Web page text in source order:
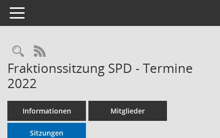
Toggle navigation
RSS-Feed
Fraktionssitzung SPD - Termine
2022
Informationen Mitglieder
Sitzungen